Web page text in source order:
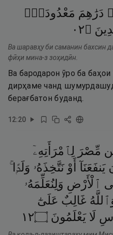
دَرَٰهِمَ مَعْدُودَةٍۢ
۝٢٠
Ва шаравҳу би саманин бахсин
фӣҳи мина-з зоҳидӣн.
Ва бародарон ӯро ба
дирҳаме чанд
берағбатон буданд.
12:20
مِّصْرَ لِٱمْرَأَتِهِۦٓ
يَنفَعَنَآ أَوْ نَتَّخِذَهُۥ وَلَدًۭا ۚ
ٱلْأَرْضِ وَلِنُعَلِّمَهُۥ
غَالِبٌ عَلَىٰٓ
لَا يَعْلَمُونَ ۝٢١